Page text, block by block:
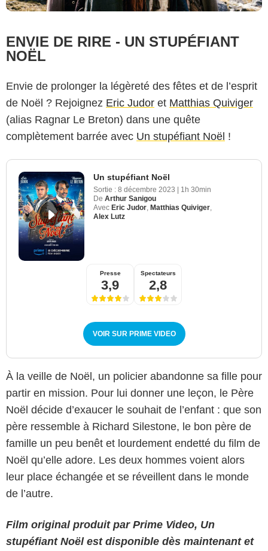
ENVIE DE RIRE - UN STUPÉFIANT
NOËL
Envie de prolonger la légèreté des fêtes et de l’esprit
de Noël ? Rejoignez Eric Judor et Matthias Quiviger
(alias Ragnar Le Breton) dans une quête
complètement barrée avec Un stupéfiant Noël !
Un stupéfiant Noël
Sortie : 8 décembre 2023
1h 30min
De Arthur Sanigou
Avec Eric Judor, Matthias Quiviger,
Alex Lutz
Presse
3,9
Spectateurs
2,8
VOIR SUR PRIME VIDEO
À la veille de Noël, un policier abandonne sa fille pour
partir en mission. Pour lui donner une leçon, le Père
Noël décide d’exaucer le souhait de l’enfant : que son
père ressemble à Richard Silestone, le bon père de
famille un peu benêt et lourdement endetté du film de
Noël qu’elle adore. Les deux hommes voient alors
leur place échangée et se réveillent dans le monde
de l’autre.
Film original produit par Prime Video, Un
stupéfiant Noël est disponible dès maintenant et